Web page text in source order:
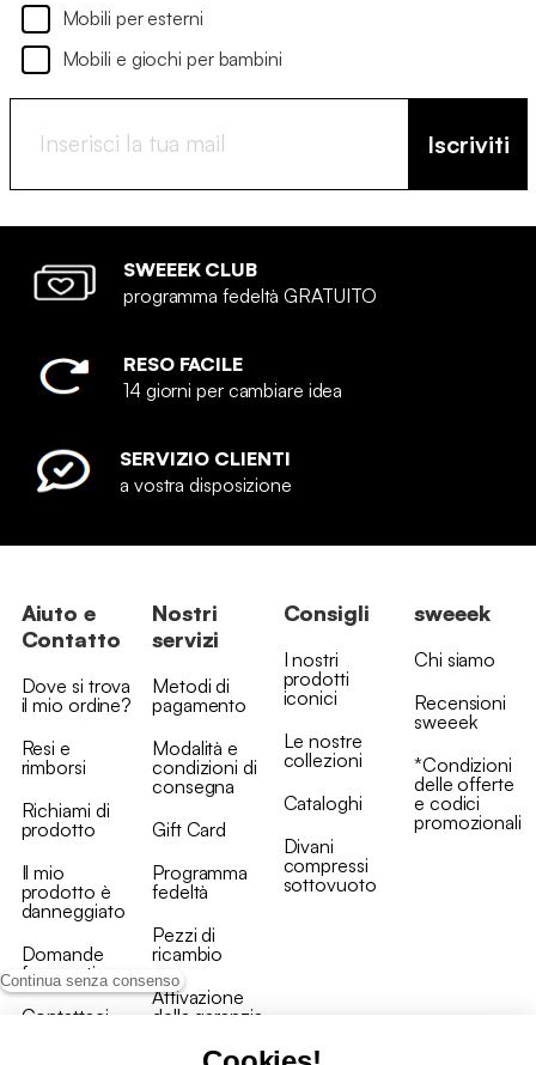
Continua senza consenso
Mobili per esterni
Mobili e giochi per bambini
Iscriviti
SWEEEK CLUB
programma fedeltà GRATUITO
RESO FACILE
14 giorni per cambiare idea
SERVIZIO CLIENTI
a vostra disposizione
Aiuto e
Contatto
Dove si trova
il mio ordine?
Resi e
rimborsi
Richiami di
prodotto
Il mio
prodotto è
danneggiato
Domande
frequenti
Contattaci
Nostri
servizi
Metodi di
pagamento
Modalità e
condizioni di
consegna
Gift Card
Programma
fedeltà
Pezzi di
ricambio
Attivazione
della garanzia
Consigli
I nostri
prodotti
iconici
Le nostre
collezioni
Cataloghi
Divani
compressi
sottovuoto
sweeek
Chi siamo
Recensioni
sweeek
*Condizioni
delle offerte
e codici
promozionali